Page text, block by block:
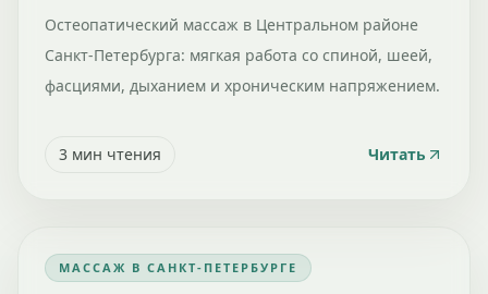
Остеопатический массаж в Центральном районе
Санкт-Петербурга: мягкая работа со спиной, шеей,
фасциями, дыханием и хроническим напряжением.
3 мин чтения Читать
МАССАЖ В САНКТ-ПЕТЕРБУРГЕ